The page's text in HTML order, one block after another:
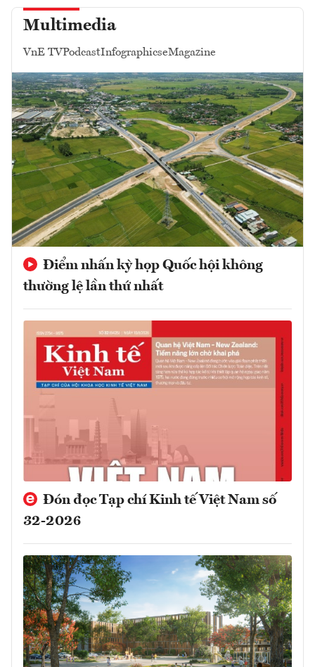
Multimedia
VnE TVPodcastInfographicseMagazine
Điểm nhấn kỳ họp Quốc hội không
thường lệ lần thứ nhất
Đón đọc Tạp chí Kinh tế Việt Nam số
32-2026